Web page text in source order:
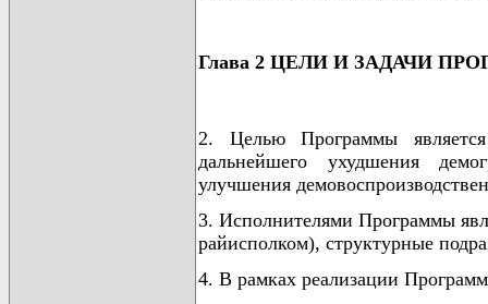
Глава 2 ЦЕЛИ И ЗАДАЧИ
2. Целью Программы
дальнейшего ухудшения
улучшения
3. Исполнителями Программы
райисполком), структурные
4. В рамках реализации